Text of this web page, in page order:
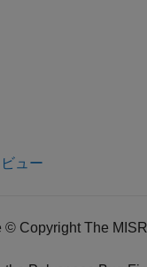
ュー
Copyright The